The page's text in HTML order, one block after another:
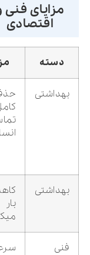
مزایای فنی
اقتصادی
دسته
بهداشتی
بهداشتی
بار
فنی